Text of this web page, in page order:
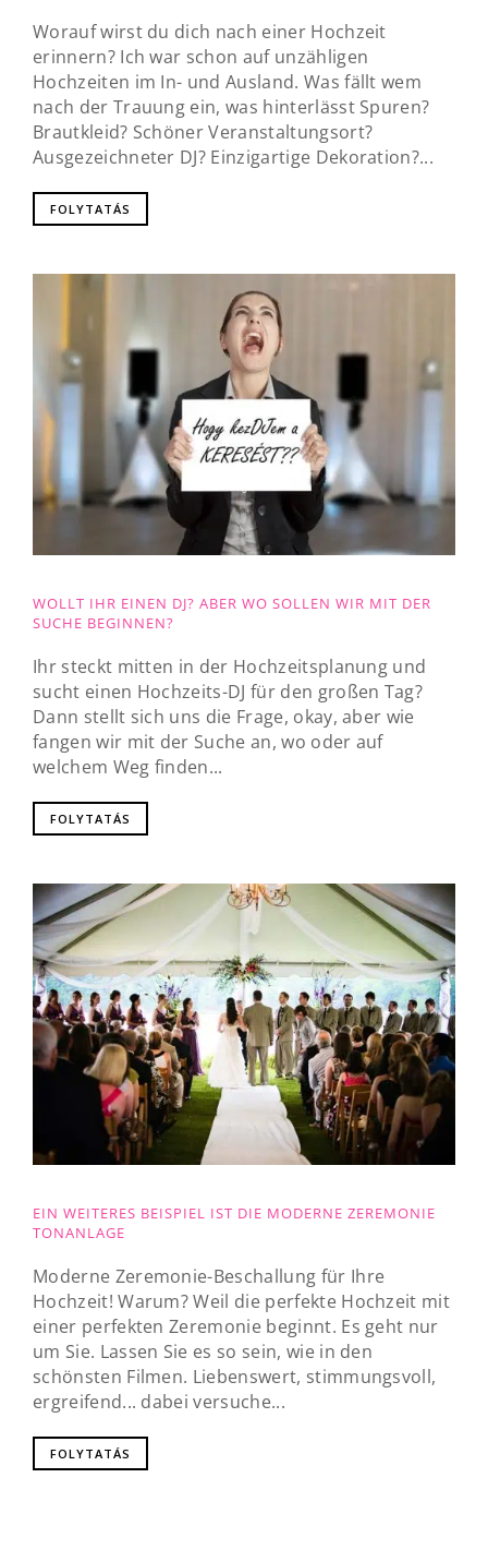
Worauf wirst du dich nach einer Hochzeit
erinnern? Ich war schon auf unzähligen
Hochzeiten im In- und Ausland. Was fällt wem
nach der Trauung ein, was hinterlässt Spuren?
Brautkleid? Schöner Veranstaltungsort?
Ausgezeichneter DJ? Einzigartige Dekoration?...
FOLYTATÁS
WOLLT IHR EINEN DJ? ABER WO SOLLEN WIR MIT DER
SUCHE BEGINNEN?
Ihr steckt mitten in der Hochzeitsplanung und
sucht einen Hochzeits-DJ für den großen Tag?
Dann stellt sich uns die Frage, okay, aber wie
fangen wir mit der Suche an, wo oder auf
welchem Weg finden...
FOLYTATÁS
EIN WEITERES BEISPIEL IST DIE MODERNE ZEREMONIE
TONANLAGE
Moderne Zeremonie-Beschallung für Ihre
Hochzeit! Warum? Weil die perfekte Hochzeit mit
einer perfekten Zeremonie beginnt. Es geht nur
um Sie. Lassen Sie es so sein, wie in den
schönsten Filmen. Liebenswert, stimmungsvoll,
ergreifend... dabei versuche...
FOLYTATÁS